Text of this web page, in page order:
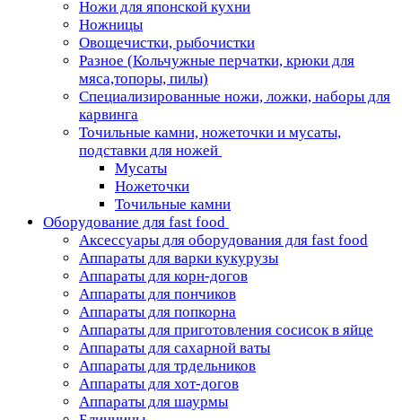
Ножи для японской кухни
Ножницы
Овощечистки, рыбочистки
Разное (Кольчужные перчатки, крюки для
мяса,топоры, пилы)
Специализированные ножи, ложки, наборы для
карвинга
Точильные камни, ножеточки и мусаты,
подставки для ножей
Мусаты
Ножеточки
Точильные камни
Оборудование для fast food
Аксессуары для оборудования для fast food
Аппараты для варки кукурузы
Аппараты для корн-догов
Аппараты для пончиков
Аппараты для попкорна
Аппараты для приготовления сосисок в яйце
Аппараты для сахарной ваты
Аппараты для трдельников
Аппараты для хот-догов
Аппараты для шаурмы